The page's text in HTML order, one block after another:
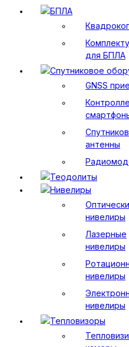
БПЛА
для БПЛА
Спутниковое
GNSS
антенны
Теодолиты
Нивелиры
нивелиры
Лазерные
нивелиры
нивелиры
нивелиры
Тепловизоры